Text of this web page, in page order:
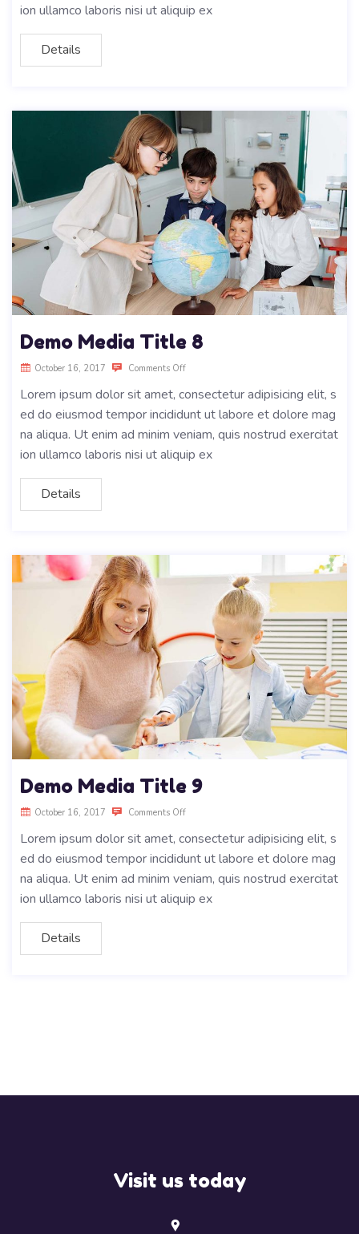
ion ullamco laboris nisi ut aliquip ex
Details
Demo Media Title 8
October 16, 2017 Comments Off
Lorem ipsum dolor sit amet, consectetur adipisicing elit, s
ed do eiusmod tempor incididunt ut labore et dolore mag
na aliqua. Ut enim ad minim veniam, quis nostrud exercitat
ion ullamco laboris nisi ut aliquip ex
Details
Demo Media Title 9
October 16, 2017 Comments Off
Lorem ipsum dolor sit amet, consectetur adipisicing elit, s
ed do eiusmod tempor incididunt ut labore et dolore mag
na aliqua. Ut enim ad minim veniam, quis nostrud exercitat
ion ullamco laboris nisi ut aliquip ex
Details
Visit us today